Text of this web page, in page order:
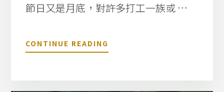
節日又是月底，對許多打工一族或 …
CONTINUE READING
於